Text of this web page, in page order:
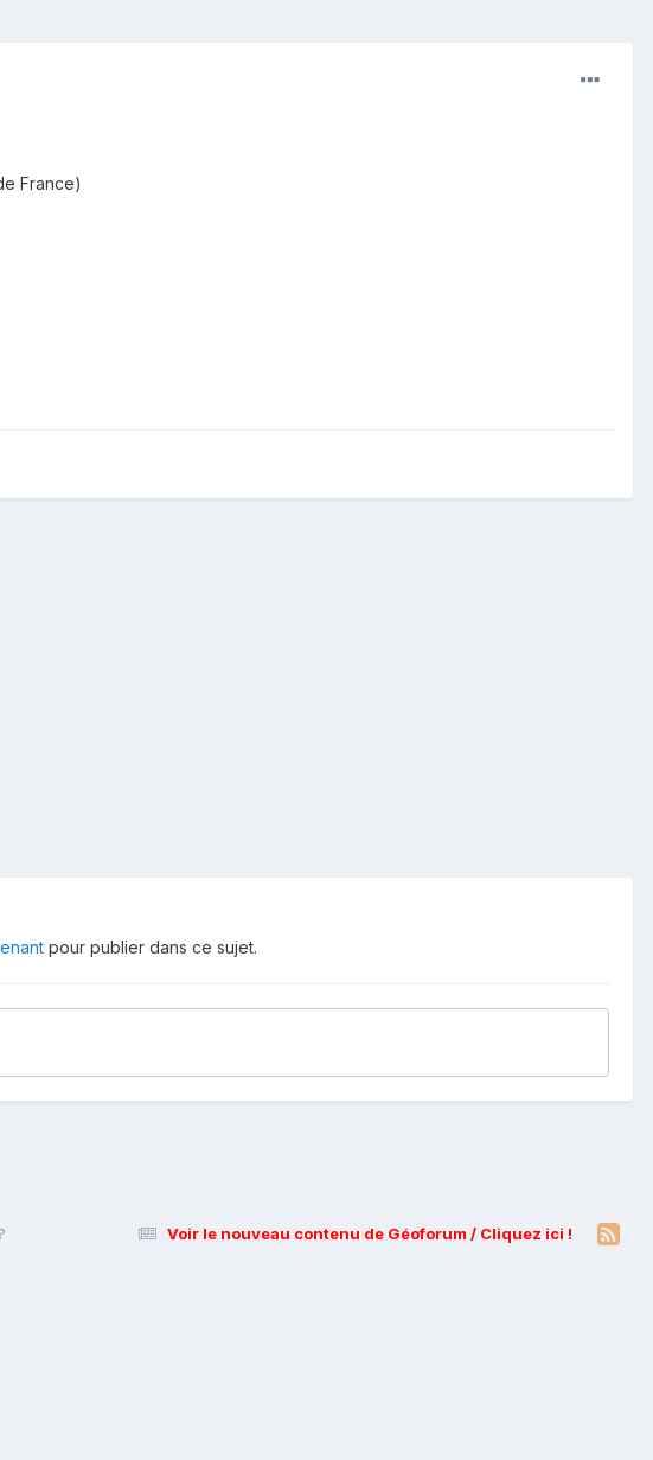
France)
pour publier dans ce sujet.
Voir le nouveau contenu de Géoforum / Cliquez ici !